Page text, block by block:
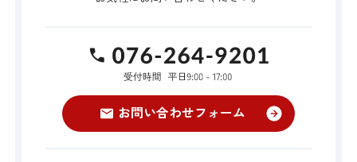
お問い合わせフォーム